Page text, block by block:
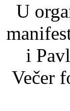
U
i
Večer